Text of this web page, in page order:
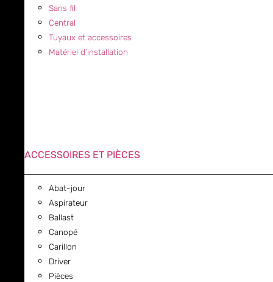
Sans fil
Central
Tuyaux et accessoires
Matériel d’installation
ACCESSOIRES ET PIÈCES
Abat-jour
Aspirateur
Ballast
Canopé
Carillon
Driver
Pièces